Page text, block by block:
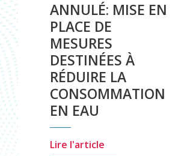
ANNULÉ: MISE EN
PLACE DE
MESURES
DESTINÉES À
RÉDUIRE LA
CONSOMMATION
EN EAU
Lire l'article